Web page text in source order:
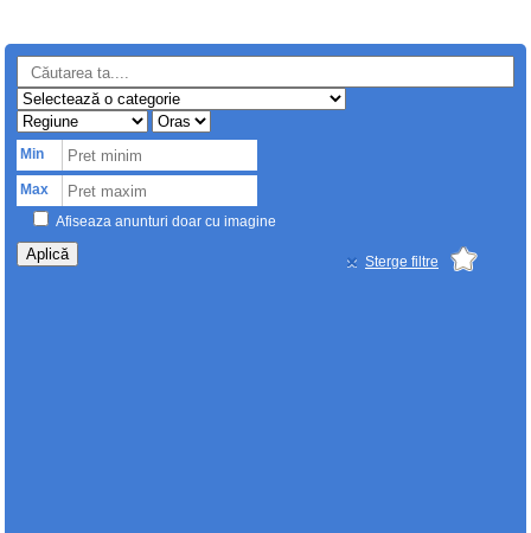
Min
Max
Afiseaza anunturi doar cu imagine
Aplică Sterge filtre